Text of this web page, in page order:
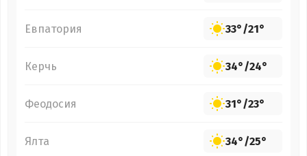
Евпатория 33°/21°
Керчь 34°/24°
Феодосия 31°/23°
Ялта 34°/25°